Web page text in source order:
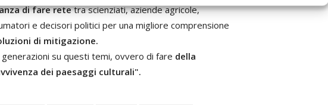
di fare retetra scienziati, aziende agricole,
e decisori politici per una migliore comprensione
di mitigazione.
generazioni su questi temi, ovvero di fare della
dei paesaggi culturali".